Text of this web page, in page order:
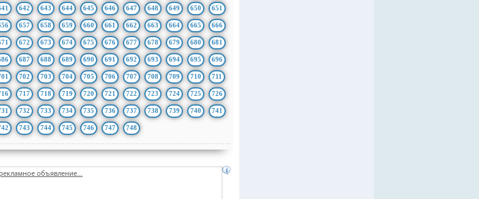
642 643 644 645 646 647 648 649 650 651
657 658 659 660 661 662 663 664 665 666
672 673 674 675 676 677 678 679 680 681
687 688 689 690 691 692 693 694 695 696
702 703 704 705 706 707 708 709 710 711
717 718 719 720 721 722 723 724 725 726
732 733 734 735 736 737 738 739 740 741
743 744 745 746 747 748
объявление...